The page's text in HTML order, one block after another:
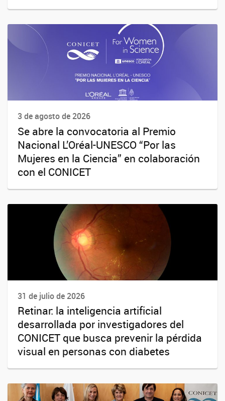
3 de agosto de 2026
Se abre la convocatoria al Premio
Nacional L’Oréal-UNESCO “Por las
Mujeres en la Ciencia” en colaboración
con el CONICET
31 de julio de 2026
Retinar: la inteligencia artificial
desarrollada por investigadores del
CONICET que busca prevenir la pérdida
visual en personas con diabetes